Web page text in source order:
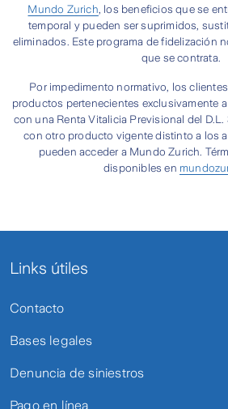
Mundo Zurich , los beneficios que se
temporal y pueden ser suprimidos,
eliminados. Este programa de fidelización
que se contrata.
Por impedimento normativo, los
productos pertenecientes exclusivamente
con una Renta Vitalicia Previsional del
con otro producto vigente distinto a los
pueden acceder a Mundo Zurich.
disponibles en
Links útiles
Contacto
Bases legales
Denuncia de siniestros
Pago en línea